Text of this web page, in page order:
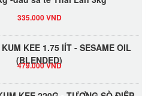
KUM KEE 1.75 lÍT - SESAME OIL
(BLENDED)
479.000 VND
KEE 220G - TƯƠNG SÒ ĐIỆP